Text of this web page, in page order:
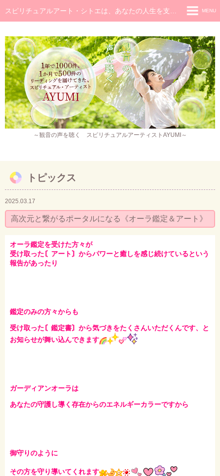
～観音の声を聴く スピリチュアルアーティストAYUMI～
MENU
◆ごあいさつ
スピリチュアル・メッセージ
チャネラー養成講座
スピリチュアル開花レッスン
レイキヒーラー養成コース・レイキアチューメント
作品販売
イベント・セミナー・お茶会
セミナー・お茶会のご依頼
◆プロフィール
◆ブログ
トピックス
2025.03.17
高次元と繋がるポータルになる《オーラ鑑定＆アート》
オーラ鑑定を受けた方々が
受け取った〘アート〙からパワーと癒しを感じ続けているという
報告があったり
鑑定のみの方々からも
受け取った〘鑑定書〙から気づきをたくさんいただくんです、と
お知らせが舞い込んできます
ガーディアンオーラは
あなたの守護し導く存在からのエネルギーカラーですから
御守りのように
その方を守り導いてくれます